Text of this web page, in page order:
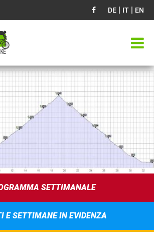
DE | IT | EN
SETTIMANALE
E SETTIMANE IN EVIDENZA